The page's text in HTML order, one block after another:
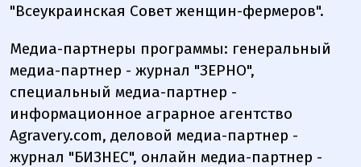
"Всеукраинская Совет женщин-фермеров".
Медиа-партнеры программы: генеральный
медиа-партнер - журнал "ЗЕРНО",
специальный медиа-партнер -
информационное аграрное агентство
Agravery.com, деловой медиа-партнер -
журнал "БИЗНЕС", онлайн медиа-партнер -